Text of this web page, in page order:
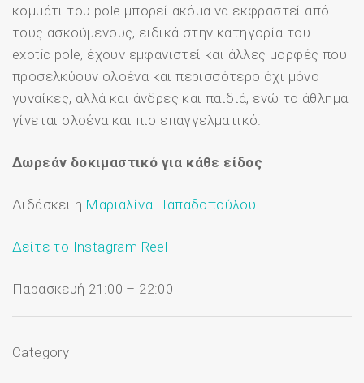
κομμάτι του pole μπορεί ακόμα να εκφραστεί από
τους ασκούμενους, ειδικά στην κατηγορία του
exotic pole, έχουν εμφανιστεί και άλλες μορφές που
προσελκύουν ολοένα και περισσότερο όχι μόνο
γυναίκες, αλλά και άνδρες και παιδιά, ενώ το άθλημα
γίνεται ολοένα και πιο επαγγελματικό.
Δωρεάν δοκιμαστικό για κάθε είδος
Διδάσκει η Μαριαλίνα Παπαδοπούλου
Δείτε το Instagram Reel
Παρασκευή 21:00 – 22:00
Category